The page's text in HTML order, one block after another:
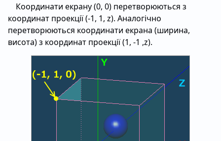
Координати екрану (0, 0) перетворюються з
координат проекції (-1, 1, z). Аналогічно
перетворюються координати екрана (ширина,
висота) з координат проекції (1, -1 ,z).